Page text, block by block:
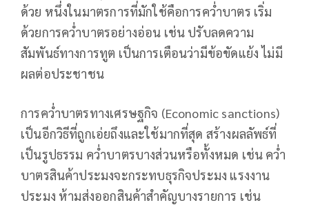
ด้วย หนึ่งในมาตรการที่มักใช้คือการคว่ำบาตร เริ่ม
ด้วยการคว่ำบาตรอย่างอ่อน เช่น ปรับลดความ
สัมพันธ์ทางการทูต เป็นการเตือนว่ามีข้อขัดแย้ง ไม่มี
ผลต่อประชาชน
การคว่ำบาตรทางเศรษฐกิจ (Economic sanctions)
เป็นอีกวิธีที่ถูกเอ่ยถึงและใช้มากที่สุด สร้างผลลัพธ์ที่
เป็นรูปธรรม คว่ำบาตรบางส่วนหรือทั้งหมด เช่น คว่ำ
บาตรสินค้าประมงจะกระทบธุรกิจประมง แรงงาน
ประมง ห้ามส่งออกสินค้าสำคัญบางรายการ เช่น